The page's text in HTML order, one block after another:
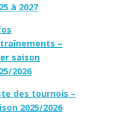
à 2027
–
saison
2026
des tournois –
2025/2026